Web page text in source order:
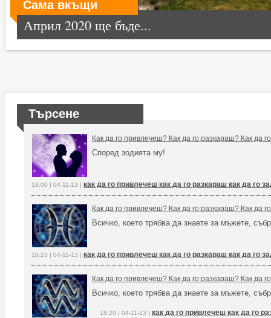
Сама вкъщи
Април 2020 ще бъде...
Търсене
Как да го привлечеш? Как да го разкараш? Как да
Според зодията му!
19:00 | 04-11-13 | как да го привлечеш как да го разкараш как да го
Как да го привлечеш? Как да го разкараш? Как да
Всичко, което трябва да знаете за мъжете,
18:23 | 04-11-13 | как да го привлечеш как да го разкараш как да го
Как да го привлечеш? Как да го разкараш? Как да
Всичко, което трябва да знаете за мъжете,
18:20 | 04-11-13 | как да го привлечеш как да го